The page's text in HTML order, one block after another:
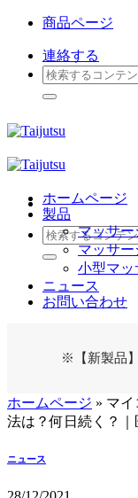
Skip
content
商品ページ
連絡する
検
索
象:
検
索
象:
ホームページ
製品
マッサー
マッサー
小型マッ
ニュース
お問い合わせ
※【新製品】
ホームページ » マ
法は？何日続く？｜
ニュース